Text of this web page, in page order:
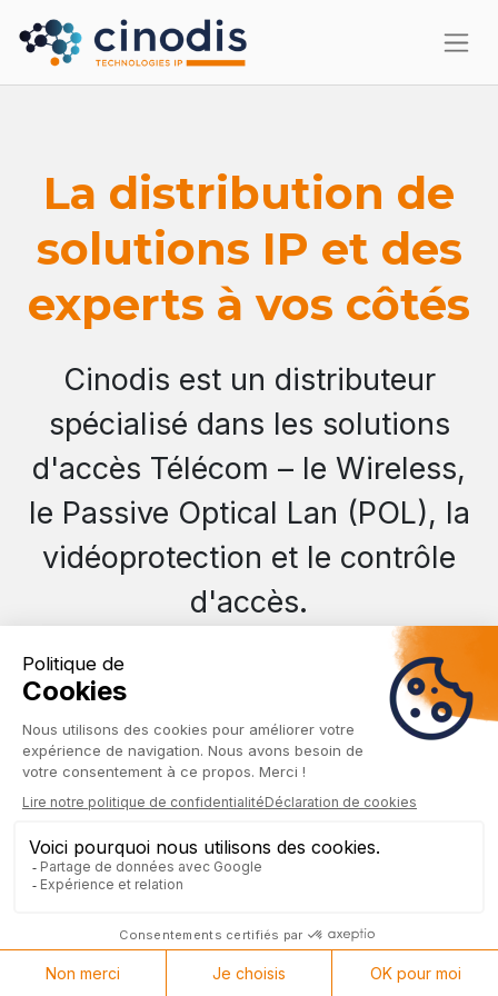
La distribution de
solutions IP et des
experts à vos côtés
Cinodis est un distributeur
spécialisé dans les solutions
d'accès Télécom – le Wireless,
le Passive Optical Lan (POL), la
vidéoprotection et le contrôle
d'accès.
Nouveau partenariat
Connectivité, performance, sécurité